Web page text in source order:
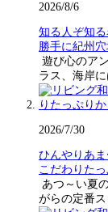
2026/8/6
知る人ぞ知
勝手に紀州
遊び心のア
ラス、海岸
2026/7/30
ひんやりあ
こだわりた
あつ～い夏
がらの定番